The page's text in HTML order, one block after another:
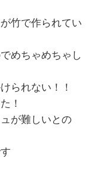
竹で作られてい
めちゃめちゃし
られない！！
！
が難しいとの